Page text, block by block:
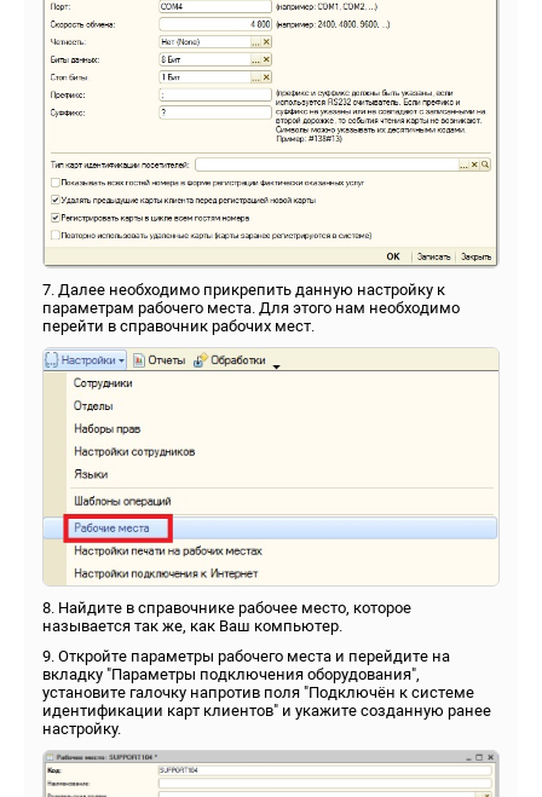
7. Далее необходимо прикрепить данную настройку к
параметрам рабочего места. Для этого нам необходимо
перейти в справочник рабочих мест.
8. Найдите в справочнике рабочее место, которое
называется так же, как Ваш компьютер.
9. Откройте параметры рабочего места и перейдите на
вкладку "Параметры подключения оборудования",
установите галочку напротив поля "Подключён к системе
идентификации карт клиентов" и укажите созданную ранее
настройку.